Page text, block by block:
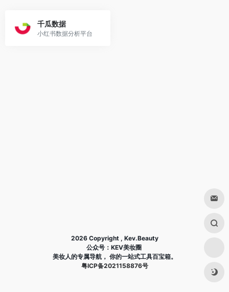
千瓜数据
小红书数据分析平台
2026 Copyright , Kev.Beauty
公众号：KEV美妆圈
美妆人的专属导航， 你的一站式工具百宝箱。
粤ICP备2021158876号